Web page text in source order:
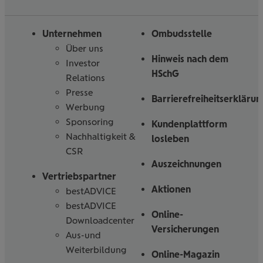
Unternehmen
Über uns
Investor
Relations
Presse
Werbung
Sponsoring
Nachhaltigkeit &
CSR
Vertriebspartner
bestADVICE
bestADVICE
Downloadcenter
Aus-und
Weiterbildung
Ombudsstelle
Hinweis nach dem
HSchG
Kundenplattform
losleben
Auszeichnungen
Aktionen
Online-
Versicherungen
Online-Magazin
uns